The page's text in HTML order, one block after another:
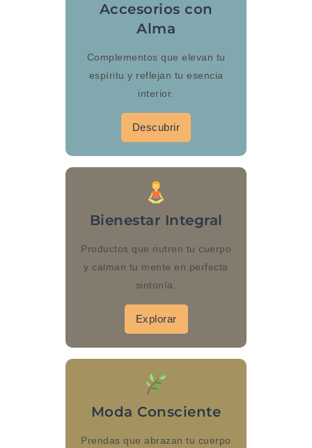
Accesorios con
Alma
Complementos que elevan tu
espíritu y reflejan tu esencia
interior.
Descubrir
Bienestar Integral
Productos que nutren tu cuerpo
y calman tu mente en perfecta
sintonía.
Explorar
Moda Consciente
Prendas que abrazan tu cuerpo